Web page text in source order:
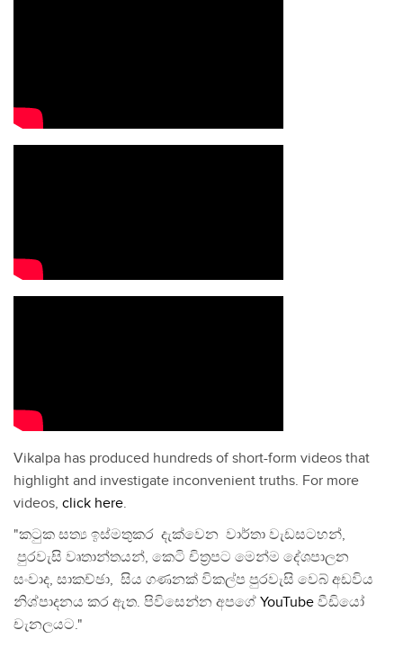
Vikalpa has produced hundreds of short-form videos that
highlight and investigate inconvenient truths. For more
videos, click here.
"කටුක සත්‍ය ඉස්මතුකර දැක්වෙන වාර්තා වැඩසටහන්,
පුරවැසි වෘතාන්තයන්, කෙටි චිත්‍රපට මෙන්ම දේශපාලන
සංවාද, සාකච්ඡා, සිය ගණනක් විකල්ප පුරවැසි වෙබ් අඩවිය
නිශ්පාදනය කර ඇත. පිවිසෙන්න අපගේ YouTube වීඩියෝ
චැනලයට."